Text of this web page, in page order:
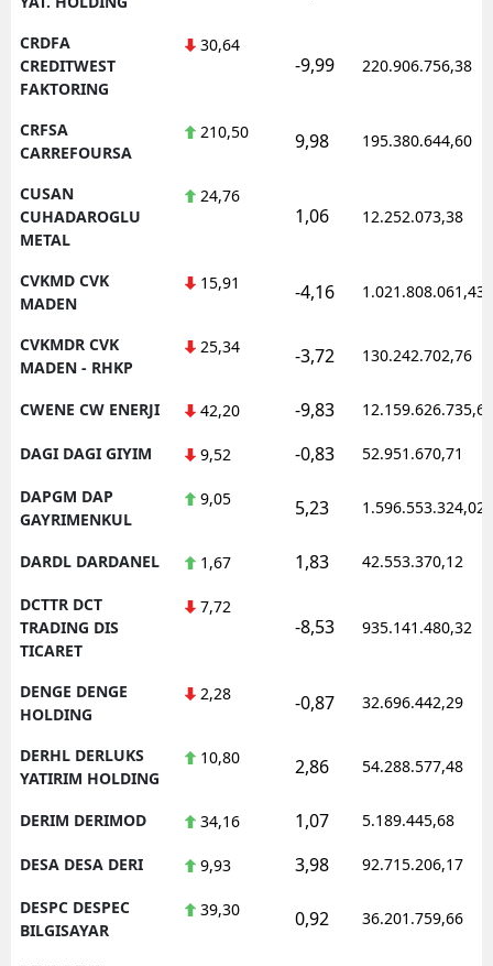
CRDFA
CREDITWEST
FAKTORING
30,64
-9,99 220.906.756,38
CRFSA
CARREFOURSA
210,50 9,98 195.380.644,60
CUSAN
CUHADAROGLU
METAL
24,76
1,06 12.252.073,38
CVKMD CVK
MADEN
15,91 -4,16 1.021.808.061,43
CVKMDR CVK
MADEN - RHKP
25,34 -3,72 130.242.702,76
CWENE CW ENERJI 42,20 -9,83 12.159.626.735,62
DAGI DAGI GIYIM 9,52 -0,83 52.951.670,71
DAPGM DAP
GAYRIMENKUL
9,05 5,23 1.596.553.324,02
DARDL DARDANEL 1,67 1,83 42.553.370,12
DCTTR DCT
TRADING DIS
TICARET
7,72
-8,53 935.141.480,32
DENGE DENGE
HOLDING
2,28 -0,87 32.696.442,29
DERHL DERLUKS
YATIRIM HOLDING
10,80 2,86 54.288.577,48
DERIM DERIMOD 34,16 1,07 5.189.445,68
DESA DESA DERI 9,93 3,98 92.715.206,17
DESPC DESPEC
BILGISAYAR
39,30 0,92 36.201.759,66